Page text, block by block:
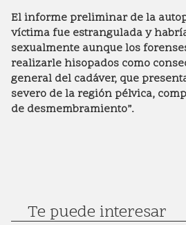
El informe preliminar de la
víctima fue estrangulada y
sexualmente aunque los
realizarle hisopados como
general del cadáver, que
severo de la región pélvica,
de desmembramiento”.
Te puede interesar